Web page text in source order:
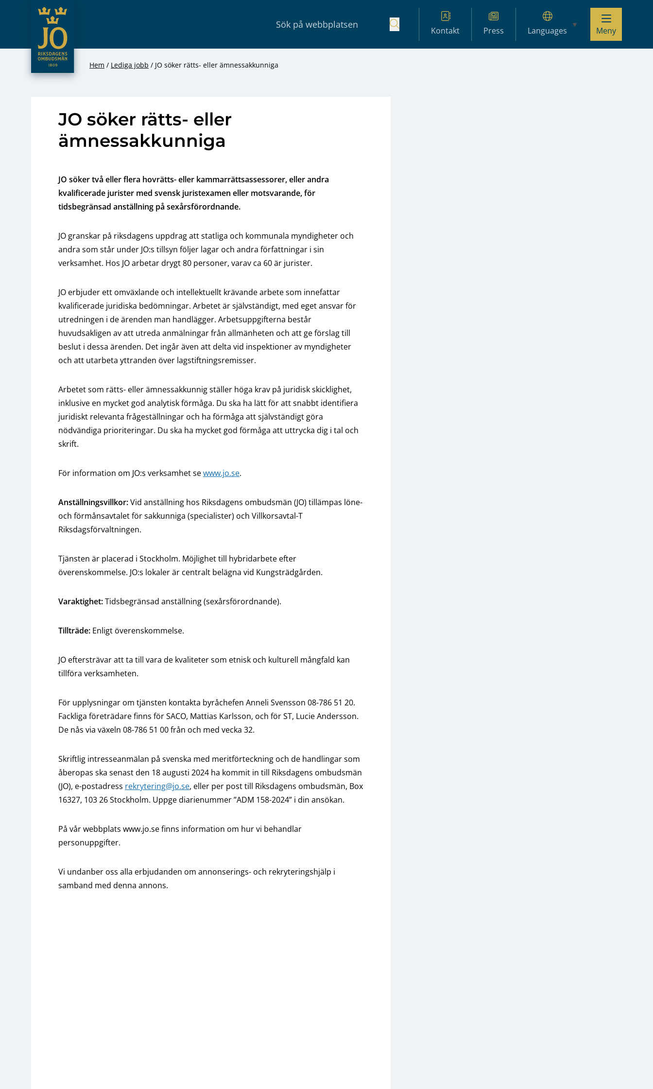
Hoppa till innehåll
JO – Riksdagens Ombudsmän
Kontakt Press Languages Meny
Hem Lediga jobb JO söker rätts- eller ämnessakkunniga
JO söker rätts- eller
ämnessakkunniga
JO söker två eller flera hovrätts- eller kammarrättsassessorer, eller andra
kvalificerade jurister med svensk juristexamen eller motsvarande, för
tidsbegränsad anställning på sexårsförordnande.
JO granskar på riksdagens uppdrag att statliga och kommunala myndigheter och
andra som står under JO:s tillsyn följer lagar och andra författningar i sin
verksamhet. Hos JO arbetar drygt 80 personer, varav ca 60 är jurister.
JO erbjuder ett omväxlande och intellektuellt krävande arbete som innefattar
kvalificerade juridiska bedömningar. Arbetet är självständigt, med eget ansvar för
utredningen i de ärenden man handlägger. Arbetsuppgifterna består
huvudsakligen av att utreda anmälningar från allmänheten och att ge förslag till
beslut i dessa ärenden. Det ingår även att delta vid inspektioner av myndigheter
och att utarbeta yttranden över lagstiftningsremisser.
Arbetet som rätts- eller ämnessakkunnig ställer höga krav på juridisk skicklighet,
inklusive en mycket god analytisk förmåga. Du ska ha lätt för att snabbt identifiera
juridiskt relevanta frågeställningar och ha förmåga att självständigt göra
nödvändiga prioriteringar. Du ska ha mycket god förmåga att uttrycka dig i tal och
skrift.
För information om JO:s verksamhet sewww.jo.se.
Anställningsvillkor:Vid anställning hos Riksdagens ombudsmän (JO) tillämpas löne-
och förmånsavtalet för sakkunniga (specialister) och Villkorsavtal-T
Riksdagsförvaltningen.
Tjänsten är placerad i Stockholm. Möjlighet till hybridarbete efter
överenskommelse. JO:s lokaler är centralt belägna vid Kungsträdgården.
Varaktighet:Tidsbegränsad anställning (sexårsförordnande).
Tillträde: Enligt överenskommelse.
JO eftersträvar att ta till vara de kvaliteter som etnisk och kulturell mångfald kan
tillföra verksamheten.
För upplysningar om tjänsten kontakta byråchefen Anneli Svensson 08-786 51 20.
Fackliga företrädare finns för SACO, Mattias Karlsson, och för ST, Lucie Andersson.
De nås via växeln 08-786 51 00 från och med vecka 32.
Skriftlig intresseanmälan på svenska med meritförteckning och de handlingar som
åberopas ska senast den 18 augusti 2024 ha kommit in till Riksdagens ombudsmän
(JO), e-postadress rekrytering@jo.se, eller per post till Riksdagens ombudsmän, Box
16327, 103 26 Stockholm. Uppge diarienummer ”ADM 158-2024” i din ansökan.
På vår webbplats www.jo.se finns information om hur vi behandlar
personuppgifter.
Vi undanber oss alla erbjudanden om annonserings- och rekryteringshjälp i
samband med denna annons.